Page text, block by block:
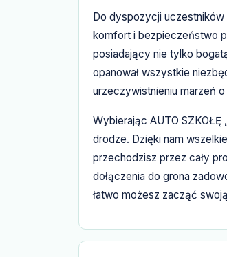
Do dyspozycji uczestników
komfort i bezpieczeństwo
posiadający nie tylko
opanował wszystkie
urzeczywistnieniu marzeń
Wybierając AUTO SZKOŁĘ
drodze. Dzięki nam
przechodzisz przez cały
dołączenia do grona
łatwo możesz zacząć